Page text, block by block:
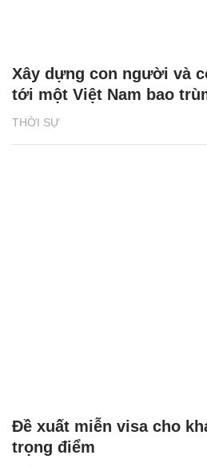
THỜI SỰ
Xây dựng con người và
tới một Việt Nam bao
Đề xuất miễn visa cho
trọng điểm